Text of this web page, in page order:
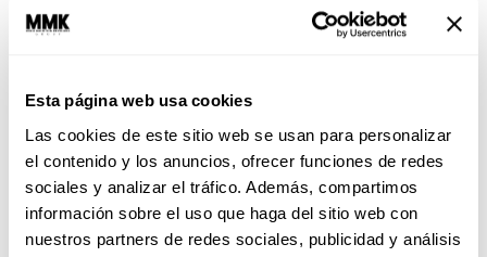
Esta página web usa cookies
Las cookies de este sitio web se usan para personalizar
el contenido y los anuncios, ofrecer funciones de redes
sociales y analizar el tráfico. Además, compartimos
información sobre el uso que haga del sitio web con
nuestros partners de redes sociales, publicidad y análisis
Salud